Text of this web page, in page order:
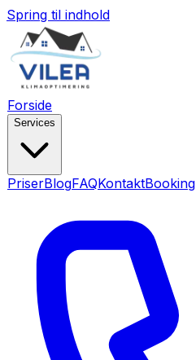
Spring til indhold
Forside
Services
PriserBlogFAQKontaktBooking